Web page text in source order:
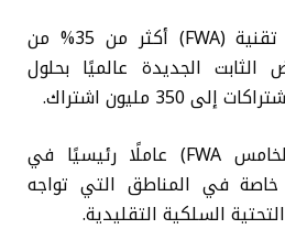
ومن المتوقع أن تمثل تقنية (FWA) أكثر من 35% من
الثابت الجديدة عالميًا بحلول
وتُعدّ شبكات (الجيل الخامس FWA) عاملًا رئيسيًا في
خاصة في المناطق التي تواجه
السلكية التقليدية.